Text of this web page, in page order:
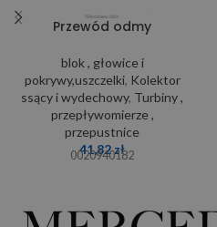
Przewód odmy
blok , głowice i
pokrywy,uszczelki, Kolektor
ssący i wydechowy, Turbiny ,
przepływomierze ,
przepustnice
41,82zł
0020940182